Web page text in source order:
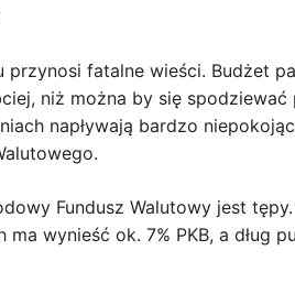
przynosi fatalne wieści. Budżet
niż można by się
napływają bardzo
Fundusz Walutowy jest
ma wynieść ok. 7% PKB, a dług